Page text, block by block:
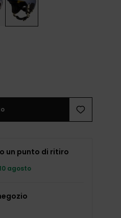
un punto di ritiro
10 agosto